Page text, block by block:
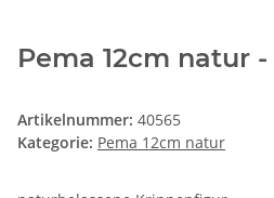
Pema 12cm natur
Artikelnummer: 40565
Kategorie: Pema 12cm natur